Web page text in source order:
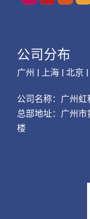
公司分布
广州 | 上海 | 北京
公司名称： 广州虹
总部地址：广州市
楼